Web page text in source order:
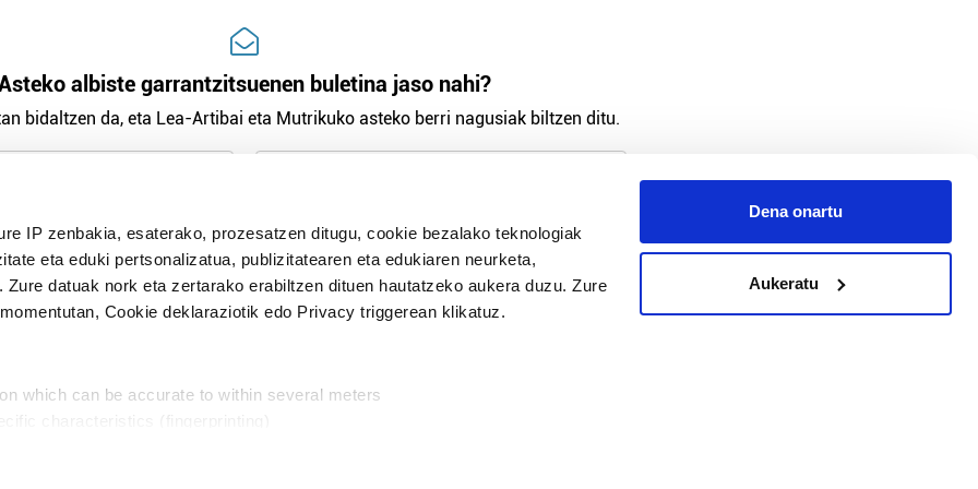
IP zenbakia, esaterako, prozesatzen ditugu, cookie bezalako teknologiak
eta eduki pertsonalizatua, publizitatearen eta edukiaren neurketa,
datuak nork eta zertarako erabiltzen dituen hautatzeko aukera duzu. Zure
Cookie deklaraziotik edo Privacy triggerean klikatuz.
which can be accurate to within several meters
Dena onartu
Aukeratu
albiste garrantzitsuenen buletina jaso nahi?
bidaltzen da, eta Lea-Artibai eta Mutrikuko asteko berri nagusiak biltzen ditu.
Harpidetu
modu librean kontatzea da gure eginkizuna. Horretarako zure ekarpena